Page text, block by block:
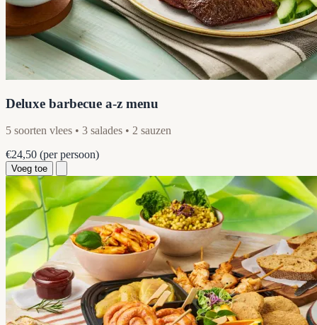
Deluxe barbecue a-z menu
5 soorten vlees • 3 salades • 2 sauzen
€24,50 (per persoon)
Voeg toe